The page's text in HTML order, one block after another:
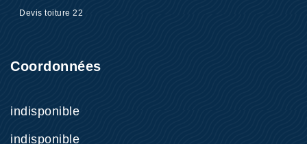
Devis toiture 22
Coordonnées
indisponible
indisponible